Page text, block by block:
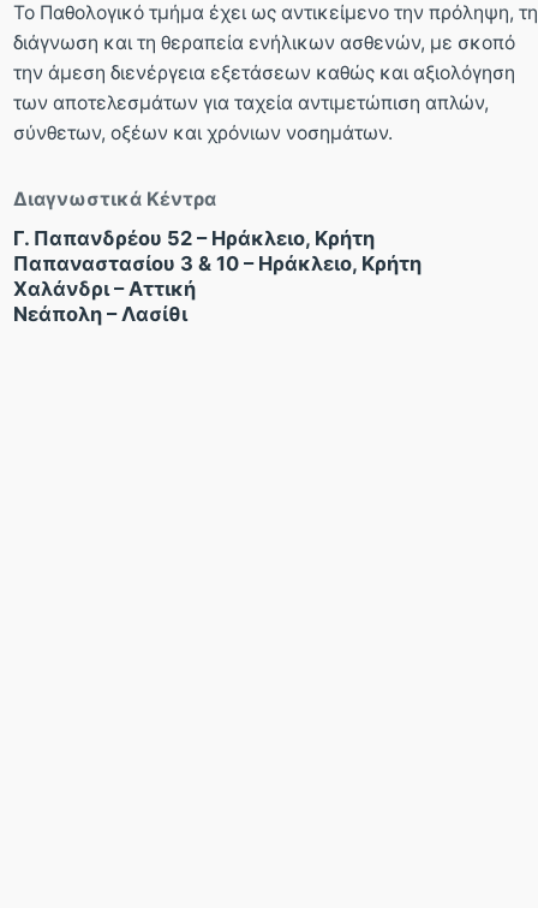
Το Παθολογικό τμήμα έχει ως αντικείμενο την πρόληψη, τη
διάγνωση και τη θεραπεία ενήλικων ασθενών, με σκοπό
την άμεση διενέργεια εξετάσεων καθώς και αξιολόγηση
των αποτελεσμάτων για ταχεία αντιμετώπιση απλών,
σύνθετων, οξέων και χρόνιων νοσημάτων.
Διαγνωστικά Κέντρα
Γ. Παπανδρέου 52 – Ηράκλειο, Κρήτη
Παπαναστασίου 3 & 10 – Ηράκλειο, Κρήτη
Χαλάνδρι – Αττική
Νεάπολη – Λασίθι